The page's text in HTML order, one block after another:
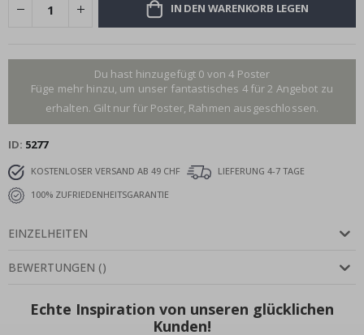
IN DEN WARENKORB LEGEN
Du hast hinzugefügt 0 von 4 Poster
Füge mehr hinzu, um unser fantastisches 4 für 2 Angebot zu
erhalten. Gilt nur für Poster, Rahmen ausgeschlossen.
ID 5277
KOSTENLOSER VERSAND AB 49 CHF
LIEFERUNG 4-7 TAGE
100% ZUFRIEDENHEITSGARANTIE
EINZELHEITEN
BEWERTUNGEN ()
Echte Inspiration von unseren glücklichen
Kunden!